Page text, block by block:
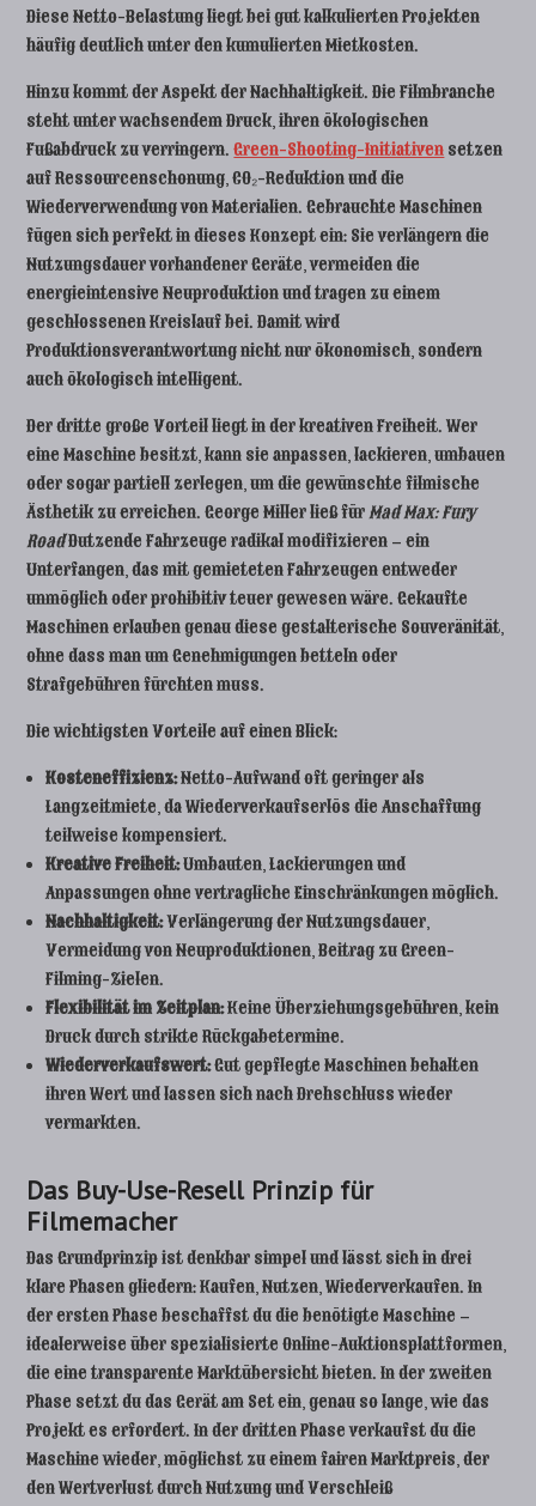
Diese Netto-Belastung liegt bei gut kalkulierten Projekten
häufig deutlich unter den kumulierten Mietkosten.
Hinzu kommt der Aspekt der Nachhaltigkeit. Die Filmbranche
steht unter wachsendem Druck, ihren ökologischen
Fußabdruck zu verringern.Green-Shooting-Initiativen setzen
auf Ressourcenschonung, CO₂-Reduktion und die
Wiederverwendung von Materialien. Gebrauchte Maschinen
fügen sich perfekt in dieses Konzept ein: Sie verlängern die
Nutzungsdauer vorhandener Geräte, vermeiden die
energieintensive Neuproduktion und tragen zu einem
geschlossenen Kreislauf bei. Damit wird
Produktionsverantwortung nicht nur ökonomisch, sondern
auch ökologisch intelligent.
Der dritte große Vorteil liegt in der kreativen Freiheit. Wer
eine Maschine besitzt, kann sie anpassen, lackieren, umbauen
oder sogar partiell zerlegen, um die gewünschte filmische
Ästhetik zu erreichen. George Miller ließ fürMad Max: Fury
RoadDutzende Fahrzeuge radikal modifizieren – ein
Unterfangen, das mit gemieteten Fahrzeugen entweder
unmöglich oder prohibitiv teuer gewesen wäre. Gekaufte
Maschinen erlauben genau diese gestalterische Souveränität,
ohne dass man um Genehmigungen betteln oder
Strafgebühren fürchten muss.
Die wichtigsten Vorteile auf einen Blick:
Kosteneffizienz:Netto-Aufwand oft geringer als
Langzeitmiete, da Wiederverkaufserlös die Anschaffung
teilweise kompensiert.
Kreative Freiheit:Umbauten, Lackierungen und
Anpassungen ohne vertragliche Einschränkungen möglich.
Nachhaltigkeit:Verlängerung der Nutzungsdauer,
Vermeidung von Neuproduktionen, Beitrag zu Green-
Filming-Zielen.
Flexibilität im Zeitplan:Keine Überziehungsgebühren, kein
Druck durch strikte Rückgabetermine.
Wiederverkaufswert:Gut gepflegte Maschinen behalten
ihren Wert und lassen sich nach Drehschluss wieder
vermarkten.
Das Buy-Use-Resell Prinzip für
Filmemacher
Das Grundprinzip ist denkbar simpel und lässt sich in drei
klare Phasen gliedern: Kaufen, Nutzen, Wiederverkaufen. In
der ersten Phase beschaffst du die benötigte Maschine –
idealerweise über spezialisierte Online-Auktionsplattformen,
die eine transparente Marktübersicht bieten. In der zweiten
Phase setzt du das Gerät am Set ein, genau so lange, wie das
Projekt es erfordert. In der dritten Phase verkaufst du die
Maschine wieder, möglichst zu einem fairen Marktpreis, der
den Wertverlust durch Nutzung und Verschleiß